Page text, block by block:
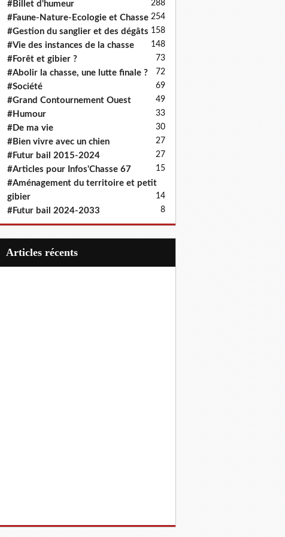
#Billet d'humeur 288
#Faune-Nature-Ecologie et Chasse 254
#Gestion du sanglier et des dégâts 158
#Vie des instances de la chasse 148
#Forêt et gibier ? 73
#Abolir la chasse, une lutte finale ? 72
#Société 69
#Grand Contournement Ouest 49
#Humour 33
#De ma vie 30
#Bien vivre avec un chien 27
#Futur bail 2015-2024 27
#Articles pour Infos'Chasse 67 15
#Aménagement du territoire et petit
gibier
14
#Futur bail 2024-2033 8
articles récents